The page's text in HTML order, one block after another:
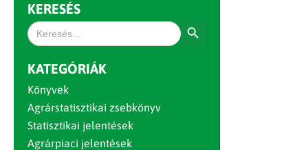
KERESÉS
Search
for:
KATEGÓRIÁK
Könyvek
Agrárstatisztikai zsebkönyv
Statisztikai jelentések
Agrárpiaci jelentések